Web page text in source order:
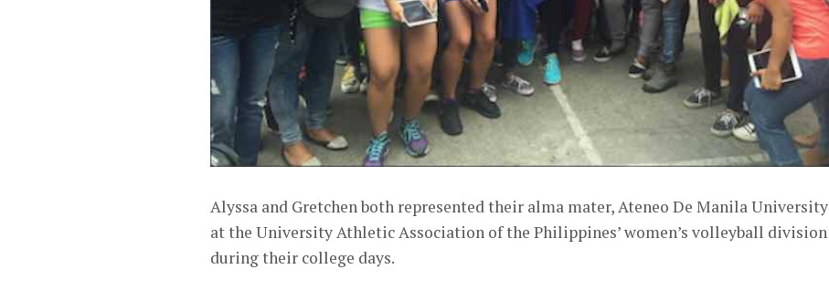
Alyssa and Gretchen both represented their alma mater, Ateneo De Manila University
at the University Athletic Association of the Philippines’ women’s volleyball division
during their college days.